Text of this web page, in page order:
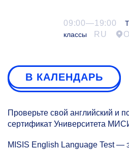
09:00—19:00
классы
RU
В КАЛЕНДАРЬ
Проверьте свой английский и
сертификат Университета
MISIS English Language Test —